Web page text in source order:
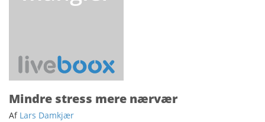
Mindre stress mere nærvær
Af Lars Damkjær